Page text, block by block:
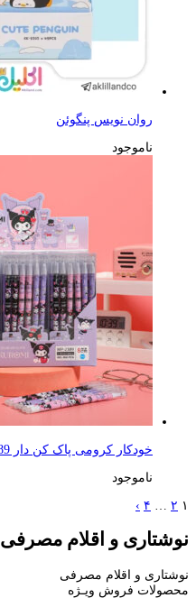
روان نویس پنگوئن
ناموجود
خودکار کرومی پاک کن دار MP2389
ناموجود
۱ ۲ … ۴ ›
نوشتاری و اقلام مصرفی
نوشتاری و اقلام مصرفی
محصولات فروش ویـژه